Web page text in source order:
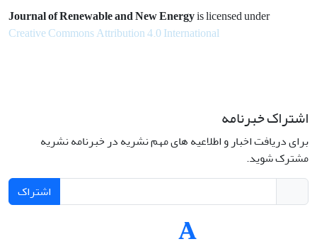
Journal of Renewable and New Energyis licensed under
Creative Commons Attribution 4.0 International
اشتراک خبرنامه
برای دریافت اخبار و اطلاعیه های مهم نشریه در خبرنامه نشریه
مشترک شوید.
اشتراک